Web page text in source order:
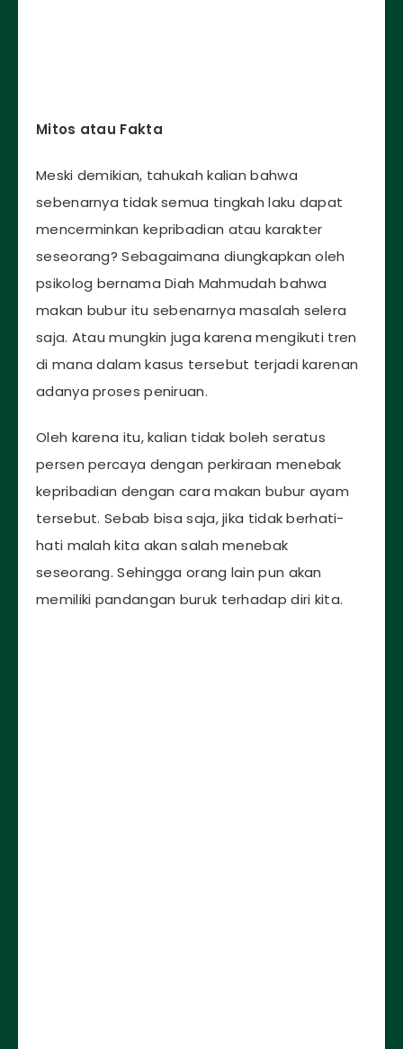
Mitos atau Fakta
Meski demikian, tahukah kalian bahwa
sebenarnya tidak semua tingkah laku dapat
mencerminkan kepribadian atau karakter
seseorang? Sebagaimana diungkapkan oleh
psikolog bernama Diah Mahmudah bahwa
makan bubur itu sebenarnya masalah selera
saja. Atau mungkin juga karena mengikuti tren
di mana dalam kasus tersebut terjadi karenan
adanya proses peniruan.
Oleh karena itu, kalian tidak boleh seratus
persen percaya dengan perkiraan menebak
kepribadian dengan cara makan bubur ayam
tersebut. Sebab bisa saja, jika tidak berhati-
hati malah kita akan salah menebak
seseorang. Sehingga orang lain pun akan
memiliki pandangan buruk terhadap diri kita.